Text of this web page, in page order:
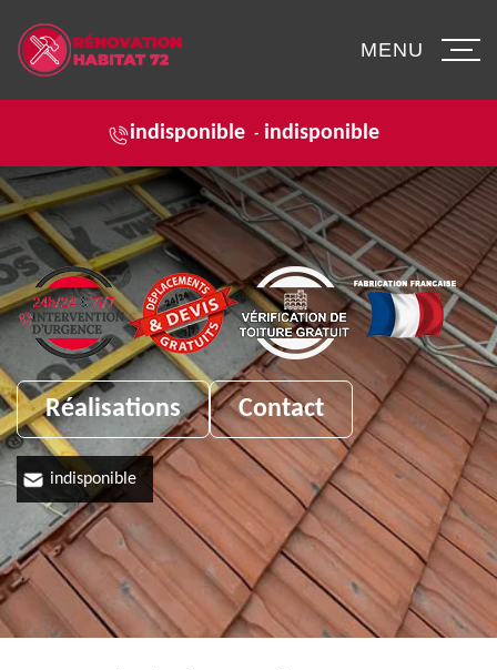
indisponible - indisponible
MENU
Réalisations Contact
indisponible